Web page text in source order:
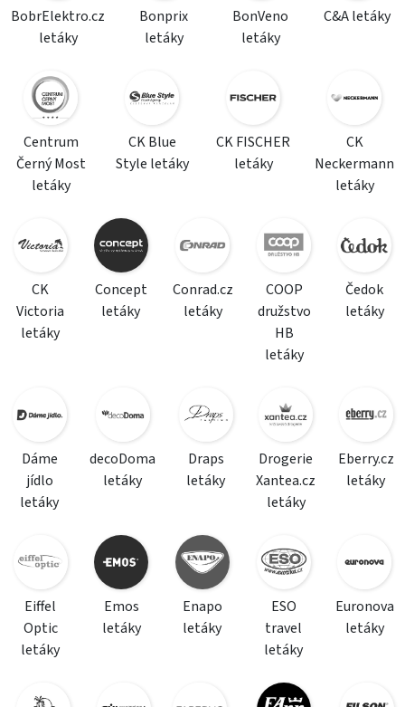
BobrElektro.cz
letáky
Bonprix
letáky
BonVeno
letáky
C&A letáky
Centrum
Černý Most
letáky
CK Blue
Style letáky
CK FISCHER
letáky
CK
Neckermann
letáky
CK
Victoria
letáky
Concept
letáky
Conrad.cz
letáky
COOP
družstvo
HB
letáky
Čedok
letáky
Dáme
jídlo
letáky
decoDoma
letáky
Draps
letáky
Drogerie
Xantea.cz
letáky
Eberry.cz
letáky
Eiffel
Optic
letáky
Emos
letáky
Enapo
letáky
ESO
travel
letáky
Euronova
letáky